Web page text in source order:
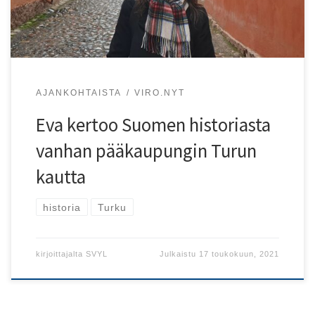
AJANKOHTAISTA VIRO.NYT
Eva kertoo Suomen historiasta
vanhan pääkaupungin Turun
kautta
historia Turku
kirjoittajalta SVYL Julkaistu 17 toukokuun, 2021